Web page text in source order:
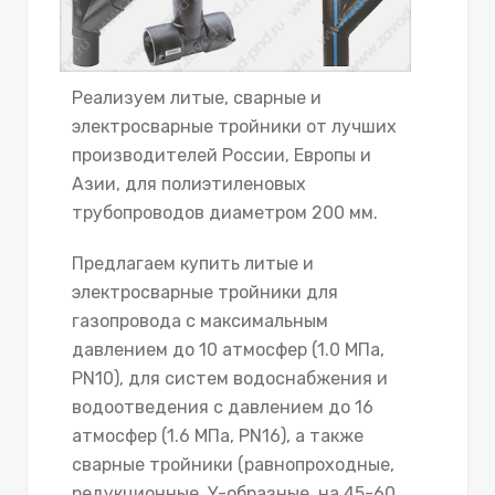
Реализуем литые, сварные и
электросварные тройники от лучших
производителей России, Европы и
Азии, для полиэтиленовых
трубопроводов диаметром 200 мм.
Предлагаем купить литые и
электросварные тройники для
газопровода с максимальным
давлением до 10 атмосфер (1.0 МПа,
PN10), для систем водоснабжения и
водоотведения с давлением до 16
атмосфер (1.6 МПа, PN16), а также
сварные тройники (равнопроходные,